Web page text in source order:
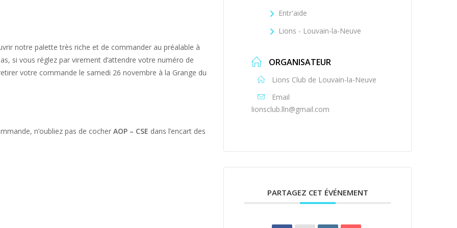
notre palette très riche et de commander au préalable à
si vous réglez par virement d’attendre votre numéro de
votre commande le samedi 26 novembre à la Grange du
n’oubliez pas de cocher AOP – CSE dans l’encart des
Entr'aide
Lions - Louvain-la-Neuve
ORGANISATEUR
Lions Club de Louvain-la-Neuve
Email
lionsclub.lln@gmail.com
PARTAGEZ CET ÉVÉNEMENT